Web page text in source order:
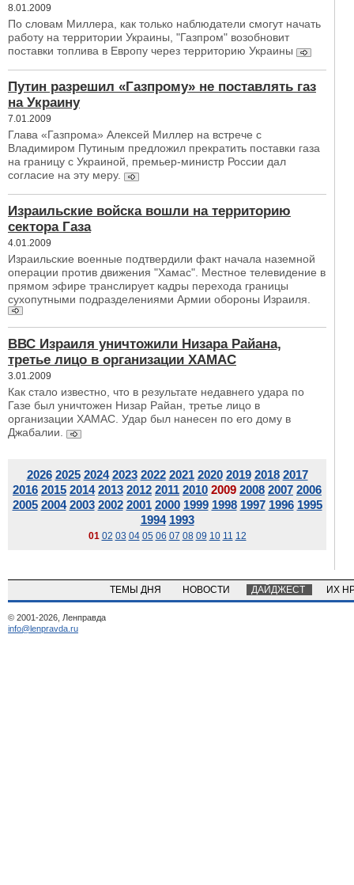
8.01.2009
По словам Миллера, как только наблюдатели смогут начать
работу на территории Украины, "Газпром" возобновит
поставки топлива в Европу через территорию Украины
Путин разрешил «Газпрому» не поставлять газ
на Украину
7.01.2009
Глава «Газпрома» Алексей Миллер на встрече с
Владимиром Путиным предложил прекратить поставки газа
на границу с Украиной, премьер-министр России дал
согласие на эту меру.
Израильские войска вошли на территорию
сектора Газа
4.01.2009
Израильские военные подтвердили факт начала наземной
операции против движения "Хамас". Местное телевидение в
прямом эфире транслирует кадры перехода границы
сухопутными подразделениями Армии обороны Израиля.
ВВС Израиля уничтожили Низара Райана,
третье лицо в организации ХАМАС
3.01.2009
Как стало известно, что в результате недавнего удара по
Газе был уничтожен Низар Райан, третье лицо в
организации ХАМАС. Удар был нанесен по его дому в
Джабалии.
2026 2025 2024 2023 2022 2021 2020 2019 2018 2017
2016 2015 2014 2013 2012 2011 2010 2009 2008 2007 2006
2005 2004 2003 2002 2001 2000 1999 1998 1997 1996 1995
1994 1993
01 02 03 04 05 06 07 08 09 10 11 12
ТЕМЫ ДНЯ НОВОСТИ ДАЙДЖЕСТ ИХ
© 2001-2026, Ленправда
info@lenpravda.ru